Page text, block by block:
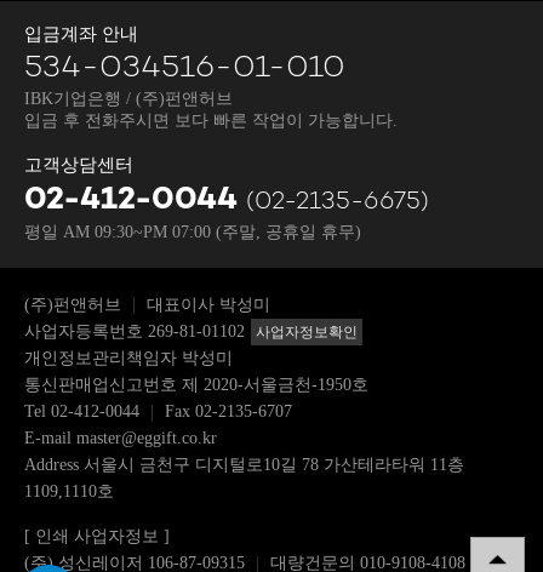
입금계좌 안내
534-034516-01-010
IBK기업은행 / (주)펀앤허브
입금 후 전화주시면 보다 빠른 작업이 가능합니다.
고객상담센터
02-412-0044 (02-2135-6675)
평일 AM 09:30~PM 07:00 (주말, 공휴일 휴무)
(주)펀앤허브
대표이사 박성미
사업자등록번호 269-81-01102
사업자정보확인
개인정보관리책임자 박성미
통신판매업신고번호 제 2020-서울금천-1950호
Tel 02-412-0044
Fax 02-2135-6707
E-mail master@eggift.co.kr
Address 서울시 금천구 디지털로10길 78 가산테라타워 11층
1109,1110호
[ 인쇄 사업자정보 ]
(주) 성신레이저 106-87-09315
대량건문의 010-9108-4108